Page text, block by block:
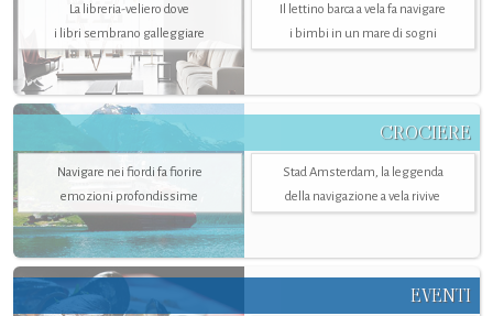
La libreria-veliero dove
i libri sembrano galleggiare
Il lettino barca a vela fa navigare
i bimbi in un mare di sogni
CROCIERE
Navigare nei fiordi fa fiorire
emozioni profondissime
Stad Amsterdam, la leggenda
della navigazione a vela rivive
EVENTI